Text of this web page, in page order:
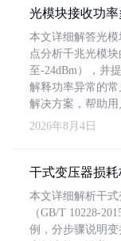
光模块接收功
本文详细解答光
点分析千兆光模
至-24dBm），并
解释功率异常的
解决方案，帮助用
2026年8月4日
干式变压器损
本文详细解析干
（GB/T 10228-
例，分步骤说明